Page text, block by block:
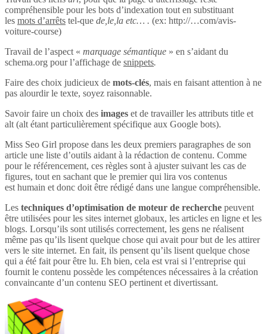
compréhensible pour les bots d’indexation tout en substituant
les mots d’arrêts tel-que de,le,la etc… . (ex: http://…com/avis-
voiture-course)
Travail de l’aspect « marquage sémantique » en s’aidant du
schema.org pour l’affichage de snippets.
Faire des choix judicieux de mots-clés, mais en faisant attention à ne
pas alourdir le texte, soyez raisonnable.
Savoir faire un choix des images et de travailler les attributs title et
alt (alt étant particulièrement spécifique aux Google bots).
Miss Seo Girl propose dans les deux premiers paragraphes de son
article une liste d’outils aidant à la rédaction de contenu. Comme
pour le référencement, ces règles sont à ajuster suivant les cas de
figures, tout en sachant que le premier qui lira vos contenus
est humain et donc doit être rédigé dans une langue compréhensible.
Les techniques d’optimisation de moteur de recherche peuvent
être utilisées pour les sites internet globaux, les articles en ligne et les
blogs. Lorsqu’ils sont utilisés correctement, les gens ne réalisent
même pas qu’ils lisent quelque chose qui avait pour but de les attirer
vers le site internet. En fait, ils pensent qu’ils lisent quelque chose
qui a été fait pour être lu. Eh bien, cela est vrai si l’entreprise qui
fournit le contenu possède les compétences nécessaires à la création
convaincante d’un contenu SEO pertinent et divertissant.